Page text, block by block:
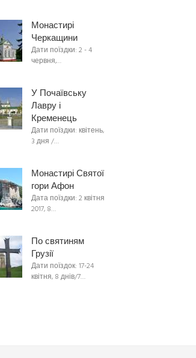
Монастирі
Черкащини
Дати поїздки: 2 - 4
червня,…
У Почаївську
Лавру і
Кременець
Дати поїздки: квітень,
3 дня /…
Монастирі Святої
гори Афон
Дата поїздки: 2 квітня
2017, 8…
По святиням
Грузії
Дати поїздок: 17-24
квітня, 8 днів/7…